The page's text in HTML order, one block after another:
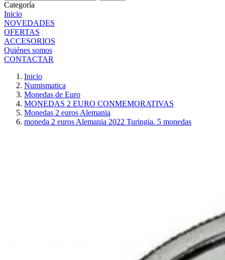
Categoría
Inicio
NOVEDADES
OFERTAS
ACCESORIOS
Quiénes somos
CONTACTAR
Inicio
Numismatica
Monedas de Euro
MONEDAS 2 EURO CONMEMORATIVAS
Monedas 2 euros Alemania
moneda 2 euros Alemania 2022 Turingia. 5 monedas